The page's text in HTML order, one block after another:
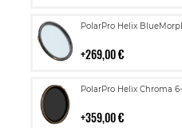
PolarPro Helix
269,00 €
Lisää
PolarPro Helix Chroma
359,00 €
Lisää